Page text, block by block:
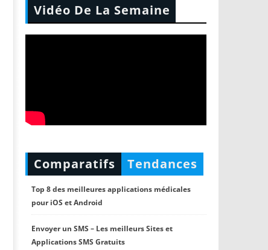
Vidéo De La Semaine
Comparatifs Tendances
Top 8 des meilleures applications médicales
pour iOS et Android
Envoyer un SMS – Les meilleurs Sites et
Applications SMS Gratuits